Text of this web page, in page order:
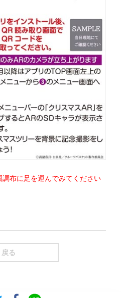
布に足を運んでみてください
戻る